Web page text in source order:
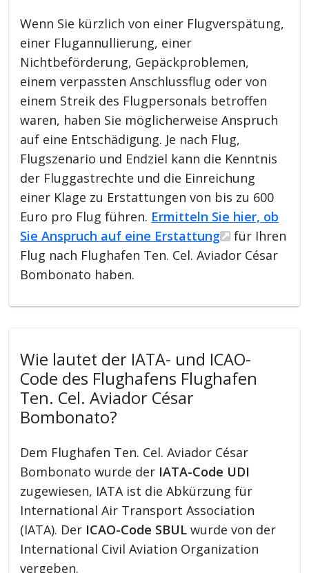
Wenn Sie kürzlich von einer Flugverspätung,
einer Flugannullierung, einer
Nichtbeförderung, Gepäckproblemen,
einem verpassten Anschlussflug oder von
einem Streik des Flugpersonals betroffen
waren, haben Sie möglicherweise Anspruch
auf eine Entschädigung. Je nach Flug,
Flugszenario und Endziel kann die Kenntnis
der Fluggastrechte und die Einreichung
einer Klage zu Erstattungen von bis zu 600
Euro pro Flug führen. Ermitteln Sie hier, ob
Sie Anspruch auf eine Erstattung
für Ihren
Flug nach Flughafen Ten. Cel. Aviador César
Bombonato haben.
Wie lautet der IATA- und ICAO-
Code des Flughafens Flughafen
Ten. Cel. Aviador César
Bombonato?
Dem Flughafen Ten. Cel. Aviador César
Bombonato wurde der IATA-Code UDI
zugewiesen, IATA ist die Abkürzung für
International Air Transport Association
(IATA). Der ICAO-Code SBUL wurde von der
International Civil Aviation Organization
vergeben.